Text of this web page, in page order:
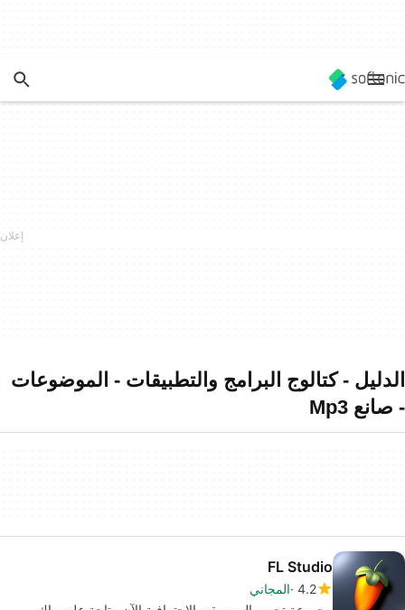
الدليل - كتالوج البرامج والتطبيقات - الموضوعات
- صانع Mp3
FL Studio
4.2 المجاني